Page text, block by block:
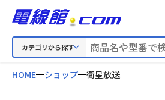
カテゴリから探す
HOME ショップ 衛星放送